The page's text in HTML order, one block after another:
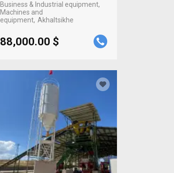
Business & Industrial equipment,
Machines and
equipment Akhaltsikhe
88,000.00 $